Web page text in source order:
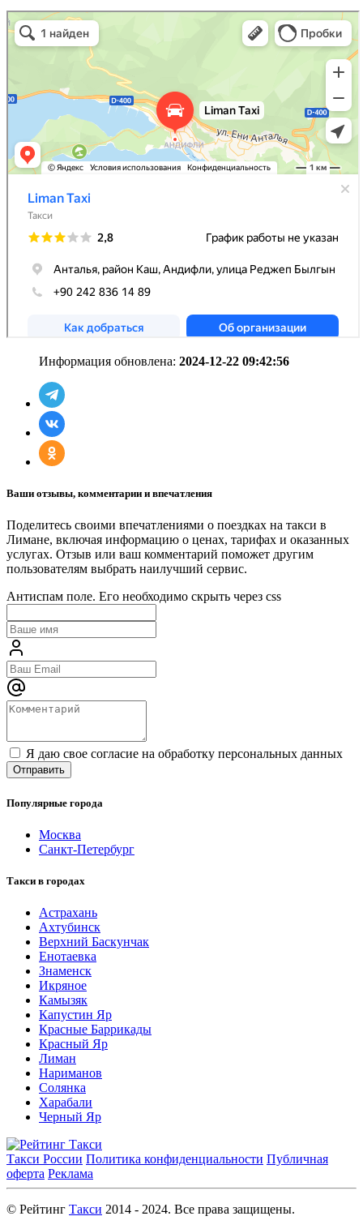
Информация обновлена: 2024-12-22 09:42:56
Ваши отзывы, комментарии и впечатления
Поделитесь своими впечатлениями о поездках на такси в
Лимане, включая информацию о ценах, тарифах и оказанных
услугах. Отзыв или ваш комментарий поможет другим
пользователям выбрать наилучший сервис.
Антиспам поле. Его необходимо скрыть через css
Я даю свое согласие на обработку персональных данных
Популярные города
Москва
Санкт-Петербург
Такси в городах
Астрахань
Ахтубинск
Верхний Баскунчак
Енотаевка
Знаменск
Икряное
Камызяк
Капустин Яр
Красные Баррикады
Красный Яр
Лиман
Нариманов
Солянка
Харабали
Черный Яр
Такси России Политика конфиденциальности Публичная
оферта Реклама
© Рейтинг Такси 2014 - 2024. Все права защищены.